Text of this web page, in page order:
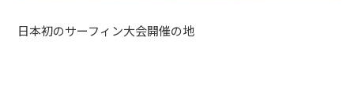
日本初のサーフィン大会開催の地